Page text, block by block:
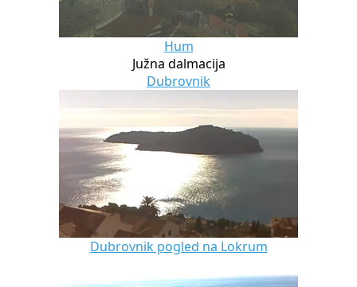
Hum
Južna dalmacija
Dubrovnik
Dubrovnik pogled na Lokrum